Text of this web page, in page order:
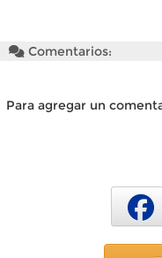
Comentarios:
Para agregar un